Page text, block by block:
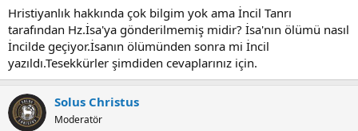
ş
a
t
a
n
ç
t
a
r
i
h
Hristiyanlık hakkında çok bilgim yok ama İncil Tanrı
tarafından Hz.İsa'ya gönderilmemiş midir? İsa'nın ölümü nasıl
İncilde geçiyor.İsanın ölümünden sonra mi İncil
yazıldı.Tesekkürler şimdiden cevaplarınız için.
Solus Christus
Moderatör